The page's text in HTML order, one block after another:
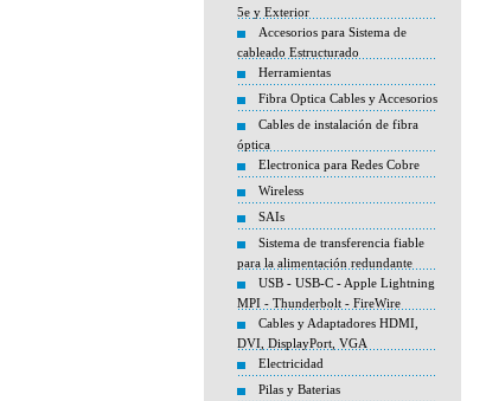
5e y Exterior
Accesorios para Sistema de
cableado Estructurado
Herramientas
Fibra Optica Cables y Accesorios
Cables de instalación de fibra
óptica
Electronica para Redes Cobre
Wireless
SAIs
Sistema de transferencia fiable
para la alimentación redundante
USB - USB-C - Apple Lightning
MPI - Thunderbolt - FireWire
Cables y Adaptadores HDMI,
DVI, DisplayPort, VGA
Electricidad
Pilas y Baterias